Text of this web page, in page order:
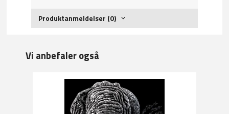
Produktanmeldelser (0)
Vi anbefaler også